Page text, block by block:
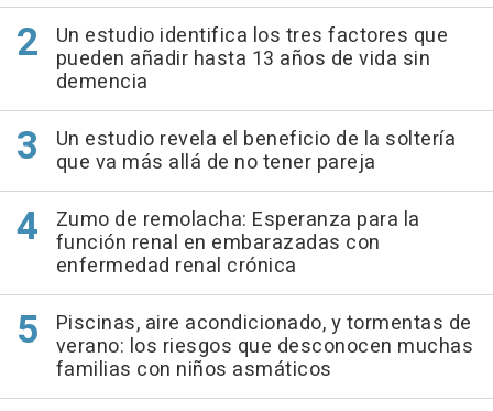
Un estudio identifica los tres factores que
pueden añadir hasta 13 años de vida sin
demencia
Un estudio revela el beneficio de la soltería
que va más allá de no tener pareja
Zumo de remolacha: Esperanza para la
función renal en embarazadas con
enfermedad renal crónica
Piscinas, aire acondicionado, y tormentas de
verano: los riesgos que desconocen muchas
familias con niños asmáticos